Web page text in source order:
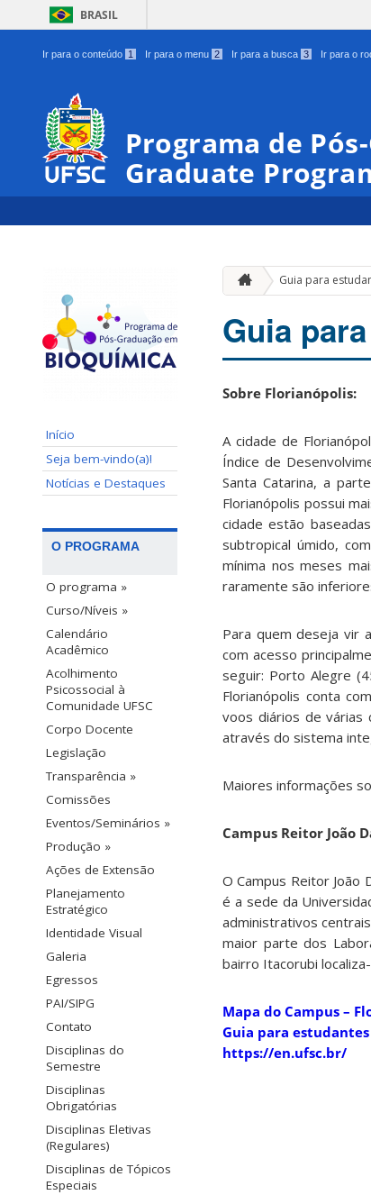
BRASIL
Ir para o conteúdo 1 Ir para o menu 2 Ir para a busca 3 Ir para o
Programa de
Graduate
Início
Seja bem-vindo(a)!
Notícias e Destaques
O PROGRAMA
O programa »
Curso/Níveis »
Calendário
Acadêmico
Acolhimento
Psicossocial à
Comunidade UFSC
Corpo Docente
Legislação
Transparência »
Comissões
Eventos/Seminários »
Produção »
Ações de Extensão
Planejamento
Estratégico
Identidade Visual
Galeria
Egressos
PAI/SIPG
Contato
Disciplinas do
Semestre
Disciplinas
Obrigatórias
Disciplinas Eletivas
(Regulares)
Disciplinas de Tópicos
Especiais
Guia para
Guia
Sobre Florianópolis:
A cidade de
Índice de
Santa Catarina, a
Florianópolis possui
cidade estão
subtropical úmido,
mínima nos meses
raramente são
Para quem deseja vir
com acesso
seguir: Porto Alegre
Florianópolis conta
voos diários de várias
através do sistema
Maiores informações
Campus Reitor João
O Campus Reitor João
é a sede da
administrativos
maior parte dos
bairro Itacorubi
Mapa do Campus –
Guia para
https://en.ufsc.br/